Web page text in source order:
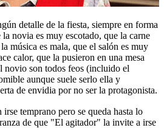
detalle de la fiesta, siempre en forma
novia es muy escotado, que la carne
música es mala, que el salón es muy
calor, que la pusieron en una mesa
novio son todos feos (incluido el
aunque suele serlo ella y
de envidia por no ser la protagonista.
temprano pero se queda hasta lo
de que "El agitador" la invite a irse